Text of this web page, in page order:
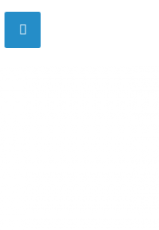
Linkedin